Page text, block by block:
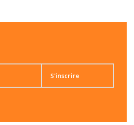
S'inscrire